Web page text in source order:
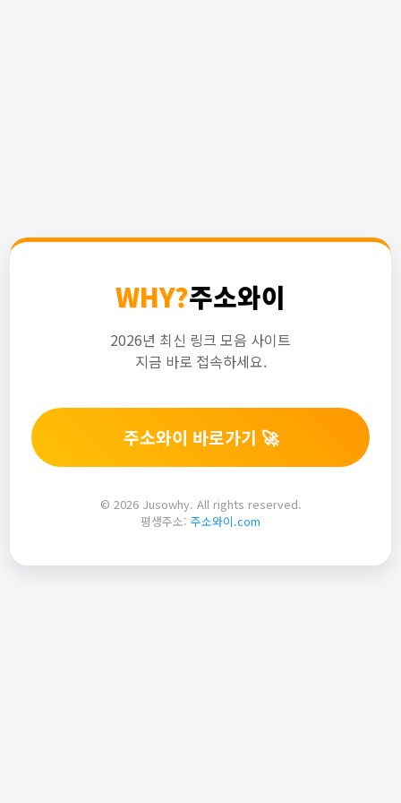
WHY?주소와이
2026년 최신 링크 모음 사이트
지금 바로 접속하세요.
주소와이 바로가기 🚀
© 2026 Jusowhy. All rights reserved.
평생주소: 주소와이.com